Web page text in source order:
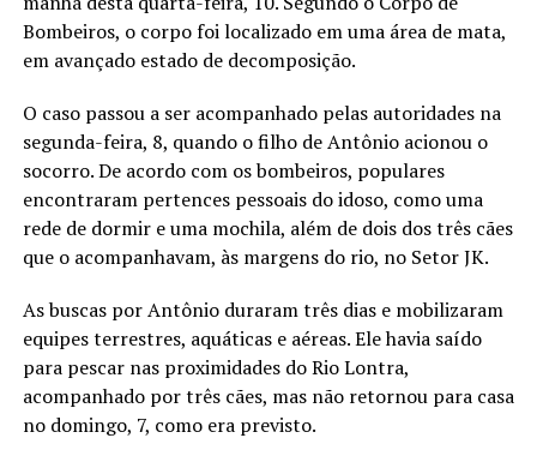
Bombeiros, o corpo foi localizado em uma área de mata,
em avançado estado de decomposição.
O caso passou a ser acompanhado pelas autoridades na
segunda-feira, 8, quando o filho de Antônio acionou o
socorro. De acordo com os bombeiros, populares
encontraram pertences pessoais do idoso, como uma
rede de dormir e uma mochila, além de dois dos três cães
que o acompanhavam, às margens do rio, no Setor JK.
As buscas por Antônio duraram três dias e mobilizaram
equipes terrestres, aquáticas e aéreas. Ele havia saído
para pescar nas proximidades do Rio Lontra,
acompanhado por três cães, mas não retornou para casa
no domingo, 7, como era previsto.